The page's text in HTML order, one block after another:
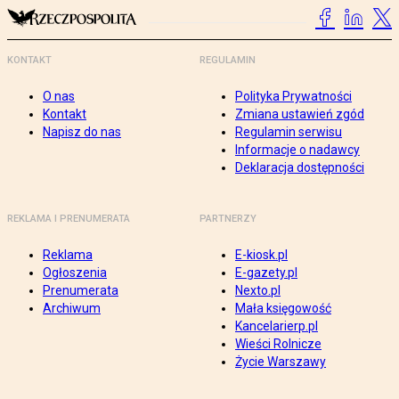
KONTAKT
O nas
Kontakt
Napisz do nas
REGULAMIN
Polityka Prywatności
Zmiana ustawień zgód
Regulamin serwisu
Informacje o nadawcy
Deklaracja dostępności
REKLAMA I PRENUMERATA
Reklama
Ogłoszenia
Prenumerata
Archiwum
PARTNERZY
E-kiosk.pl
E-gazety.pl
Nexto.pl
Mała księgowość
Kancelarierp.pl
Wieści Rolnicze
Życie Warszawy